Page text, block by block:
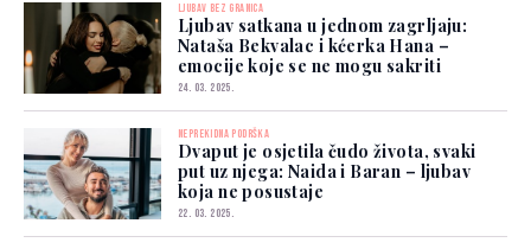
LJUBAV BEZ GRANICA
Ljubav satkana u jednom zagrljaju:
Nataša Bekvalac i kćerka Hana –
emocije koje se ne mogu sakriti
24. 03. 2025.
NEPREKIDNA PODRŠKA
Dvaput je osjetila čudo života, svaki
put uz njega: Naida i Baran – ljubav
koja ne posustaje
22. 03. 2025.